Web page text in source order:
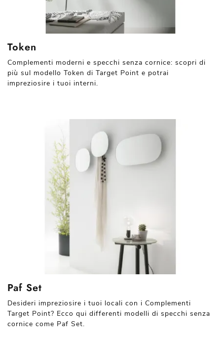
Token
Complementi moderni e specchi senza cornice: scopri di
più sul modello Token di Target Point e potrai
impreziosire i tuoi interni.
Paf Set
Desideri impreziosire i tuoi locali con i Complementi
Target Point? Ecco qui differenti modelli di specchi senza
cornice come Paf Set.